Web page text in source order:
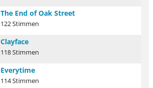
The End of Oak Street
122 Stimmen
Clayface
118 Stimmen
Everytime
114 Stimmen